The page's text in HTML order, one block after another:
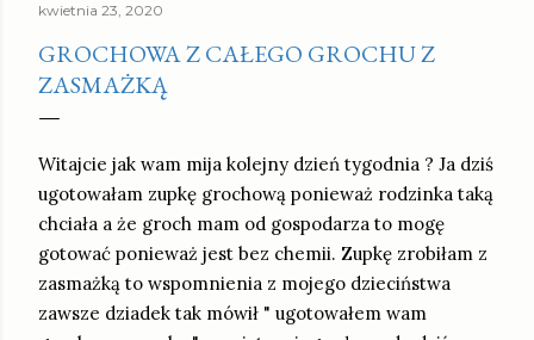
kwietnia 23, 2020
GROCHOWA Z CAŁEGO GROCHU Z
ZASMAŻKĄ
Witajcie jak wam mija kolejny dzień tygodnia ? Ja dziś
ugotowałam zupkę grochową ponieważ rodzinka taką
chciała a że groch mam od gospodarza to mogę
gotować ponieważ jest bez chemii. Zupkę zrobiłam z
zasmażką to wspomnienia z mojego dzieciństwa
zawsze dziadek tak mówił " ugotowałem wam